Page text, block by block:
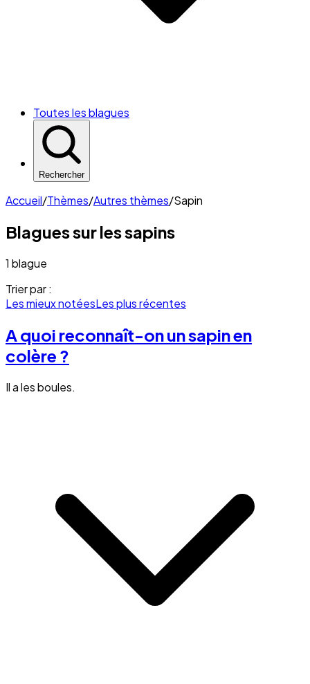
Toutes les blagues
Rechercher
Accueil/Thèmes/Autres thèmes/Sapin
Blagues sur lessapins
1 blague
Trier par :
Les mieux notéesLes plus récentes
A quoi reconnaît-on un sapin en
colère ?
Il a les boules.